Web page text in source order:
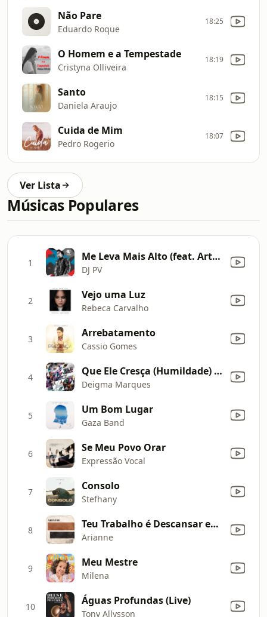
Não Pare
Eduardo Roque
18:25
O Homem e a Tempestade
Cristyna Olliveira
18:19
Santo
Daniela Araujo
18:15
Cuida de Mim
Pedro Rogerio
18:07
Ver Lista
Músicas Populares
1 Me Leva Mais Alto (feat. Arthur Henrique & John Stecca)
DJ PV
2 Vejo uma Luz
Rebeca Carvalho
3 Arrebatamento
Cassio Gomes
4 Que Ele Cresça (Humildade) [Ao Vivo]
Deigma Marques
5 Um Bom Lugar
Gaza Band
6 Se Meu Povo Orar
Expressão Vocal
7 Consolo
Stefhany
8 Teu Trabalho é Descansar em Mim (Não Tenhas Sobre Ti) [feat. Marcela Tais] [Ao Vivo]
Arianne
9 Meu Mestre
Milena
10 Águas Profundas (Live)
Tony Allysson